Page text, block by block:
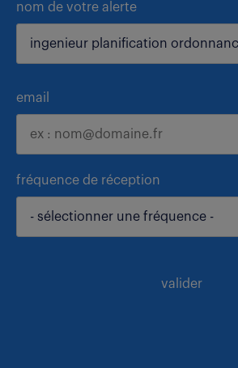
nom de votre alerte
email
fréquence de réception
- sélectionner une fréquence -
valider